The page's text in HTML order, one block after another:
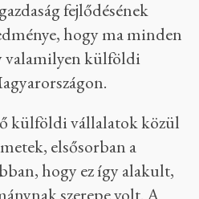
fejlődésének
hogy ma minden
valamilyen külföldi
külföldi vállalatok közül
elsősorban a
hogy ez így alakult,